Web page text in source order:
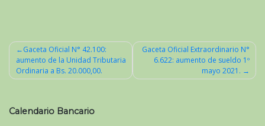
Navegación
de
Gaceta Oficial N° 42.100:
aumento de la Unidad Tributaria
Ordinaria a Bs. 20.000,00.
Gaceta Oficial Extraordinario N°
6.622: aumento de sueldo 1º
mayo 2021.
Calendario Bancario